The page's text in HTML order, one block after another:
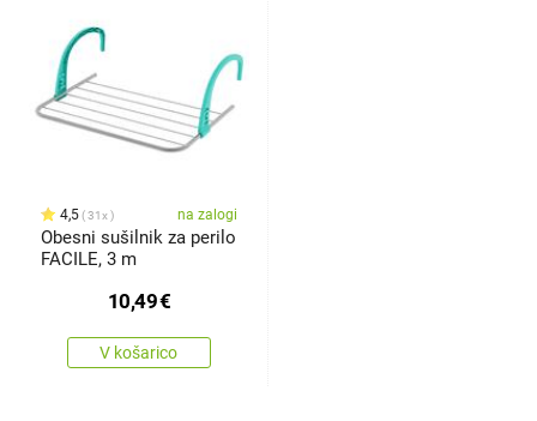
4,5 31x na zalogi
Obesni sušilnik za perilo
FACILE, 3 m
10,49€
V košarico